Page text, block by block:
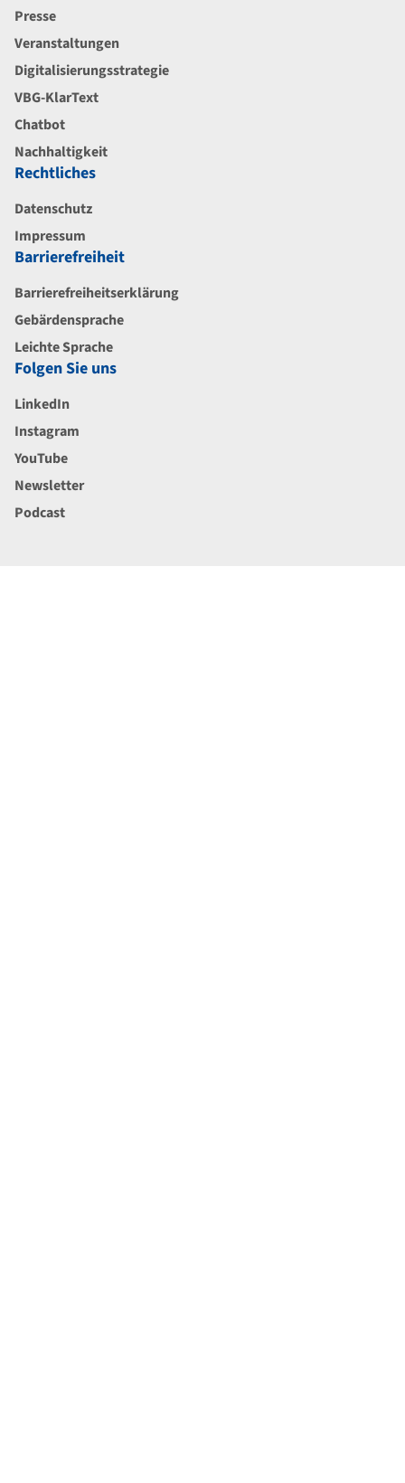
Presse
Veranstaltungen
Digitalisierungsstrategie
VBG-KlarText
Chatbot
Nachhaltigkeit
Rechtliches
Datenschutz
Impressum
Barrierefreiheit
Barrierefreiheitserklärung
Gebärdensprache
Leichte Sprache
Folgen Sie uns
LinkedIn
Instagram
YouTube
Newsletter
Podcast